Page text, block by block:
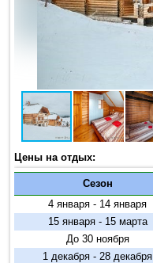
Цены на отдых:
Сезон
4 января - 14 января
15 января - 15 марта
До 30 ноября
1 декабря - 28 декабря